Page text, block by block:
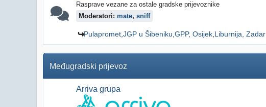
Rasprave vezane za ostale gradske prijevoznike
Moderatori: mate, sniff
Pulapromet JGP u Šibeniku GPP, Osijek Liburnija, Zadar
Međugradski prijevoz
Arriva grupa